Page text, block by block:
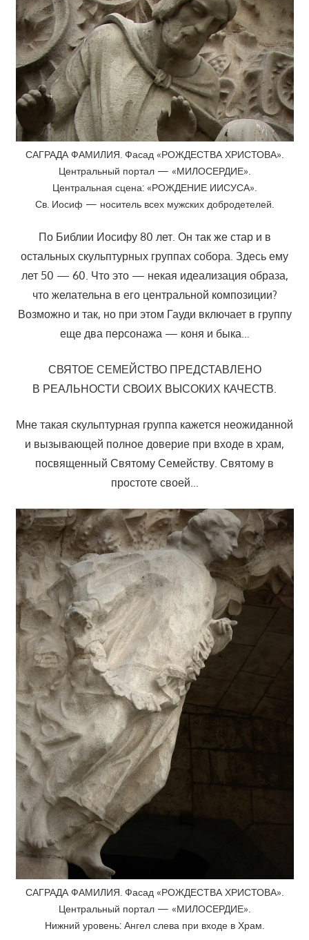
САГРАДА ФАМИЛИЯ. Фасад «РОЖДЕСТВА ХРИСТОВА».
Центральный портал — «МИЛОСЕРДИЕ».
Центральная сцена: «РОЖДЕНИЕ ИИСУСА».
Св. Иосиф — носитель всех мужских добродетелей.
По Библии Иосифу 80 лет. Он так же стар и в
остальных скульптурных группах собора. Здесь ему
лет 50 — 60. Что это — некая идеализация образа,
что желательна в его центральной композиции?
Возможно и так, но при этом Гауди включает в группу
еще два персонажа — коня и быка…
СВЯТОЕ СЕМЕЙСТВО ПРЕДСТАВЛЕНО
В РЕАЛЬНОСТИ СВОИХ ВЫСОКИХ КАЧЕСТВ.
Мне такая скульптурная группа кажется неожиданной
и вызывающей полное доверие при входе в храм,
посвященный Святому Семейству. Святому в
простоте своей…
САГРАДА ФАМИЛИЯ. Фасад «РОЖДЕСТВА ХРИСТОВА».
Центральный портал — «МИЛОСЕРДИЕ».
Нижний уровень: Ангел слева при входе в Храм.